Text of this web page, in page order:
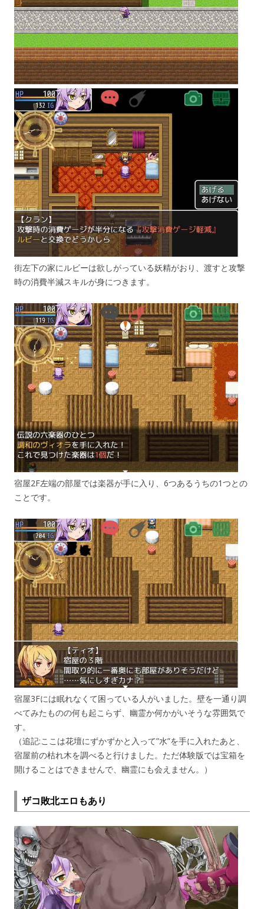
街左下の家にルビーは欲しがっている妖精がおり、渡すと攻撃
時の消費半減スキルが身につきます。
宿屋2F左端の部屋では楽器が手に入り、6つあるうちの1つとの
ことです。
宿屋3Fには眠れなくて困っている人がいました。壁を一通り調
べてみたものの何も起こらず、幽霊か何かがいそうな雰囲気で
す。
（追記:ここは花壇にずかずかと入って”水”を手に入れたあと、
宿屋前の枯れ木を調べると行けました。ただ体験版では宝箱を
開けることはできませんで、幽霊にも会えません。）
ザコ敗北エロもあり